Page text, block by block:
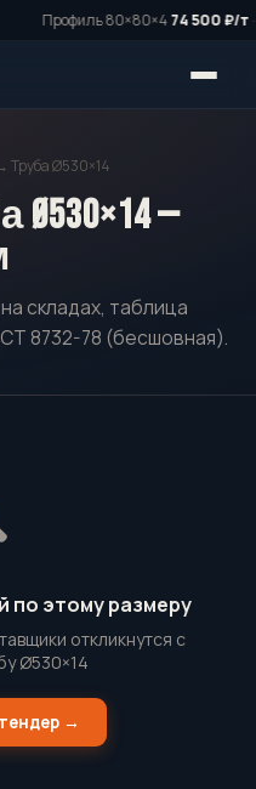
Профиль 80×80×474 500 ₽/т·
Труба Ø530×14
—
складах, таблица
8732-78 (бесшовная).
по этому размеру
откликнутся с
Ø530×14
→